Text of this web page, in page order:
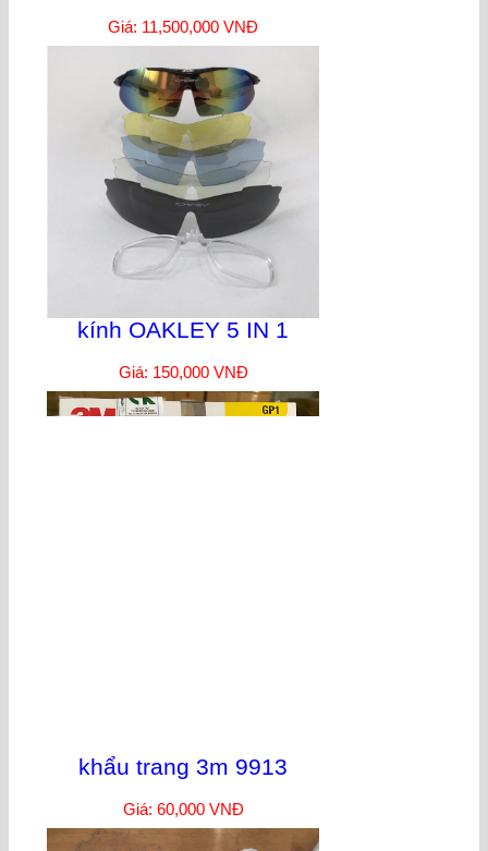
Giá: 11,500,000 VNĐ
kính OAKLEY 5 IN 1
Giá: 150,000 VNĐ
khẩu trang 3m 9913
Giá: 60,000 VNĐ